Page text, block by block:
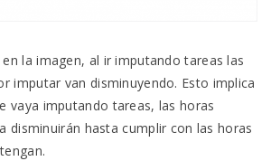
la imagen, al ir imputando tareas las
imputar van disminuyendo. Esto implica
vaya imputando tareas, las horas
disminuirán hasta cumplir con las horas